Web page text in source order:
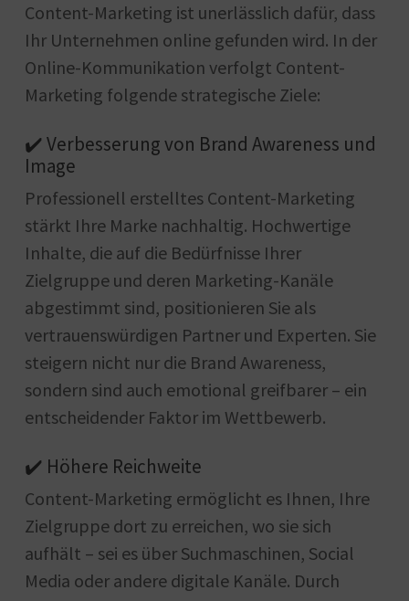
Content-Marketing ist unerlässlich dafür, dass
Ihr Unternehmen online gefunden wird. In der
Online-Kommunikation verfolgt Content-
Marketing folgende strategische Ziele:
✔️ Verbesserung von Brand Awareness und
Image
Professionell erstelltes Content-Marketing
stärkt Ihre Marke nachhaltig. Hochwertige
Inhalte, die auf die Bedürfnisse Ihrer
Zielgruppe und deren Marketing-Kanäle
abgestimmt sind, positionieren Sie als
vertrauenswürdigen Partner und Experten. Sie
steigern nicht nur die Brand Awareness,
sondern sind auch emotional greifbarer – ein
entscheidender Faktor im Wettbewerb.
✔️ Höhere Reichweite
Content-Marketing ermöglicht es Ihnen, Ihre
Zielgruppe dort zu erreichen, wo sie sich
aufhält – sei es über Suchmaschinen, Social
Media oder andere digitale Kanäle. Durch